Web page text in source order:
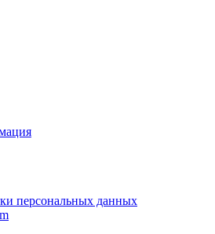
персональных данных